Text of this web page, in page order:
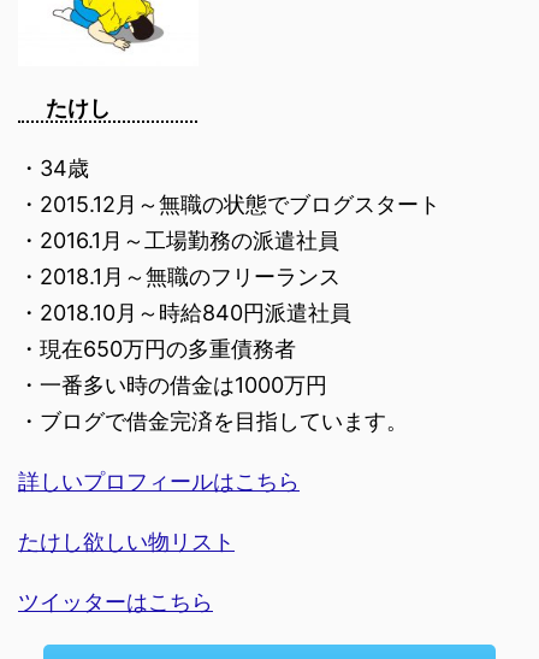
たけし
・34歳
・2015.12月～無職の状態でブログスタート
・2016.1月～工場勤務の派遣社員
・2018.1月～無職のフリーランス
・2018.10月～時給840円派遣社員
・現在650万円の多重債務者
・一番多い時の借金は1000万円
・ブログで借金完済を目指しています。
詳しいプロフィールはこちら
たけし欲しい物リスト
ツイッターはこちら